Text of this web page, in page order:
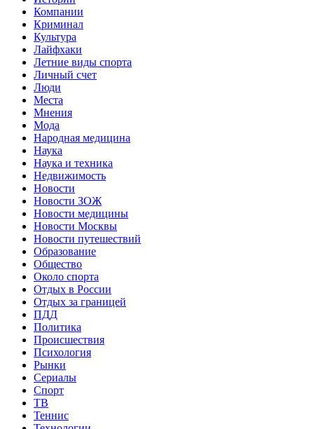
Компании
Криминал
Культура
Лайфхаки
Летние виды спорта
Личный счет
Люди
Места
Мнения
Мода
Народная медицина
Наука
Наука и техника
Недвижимость
Новости
Новости ЗОЖ
Новости медицины
Новости Москвы
Новости путешествий
Образование
Общество
Около спорта
Отдых в России
Отдых за границей
ПДД
Политика
Происшествия
Психология
Рынки
Сериалы
Спорт
ТВ
Теннис